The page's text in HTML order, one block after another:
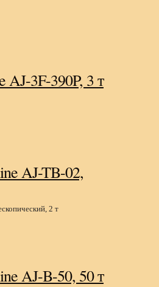
AJ-3F-390P, 3 т
AJ-TB-02,
AJ-B-50, 50 т